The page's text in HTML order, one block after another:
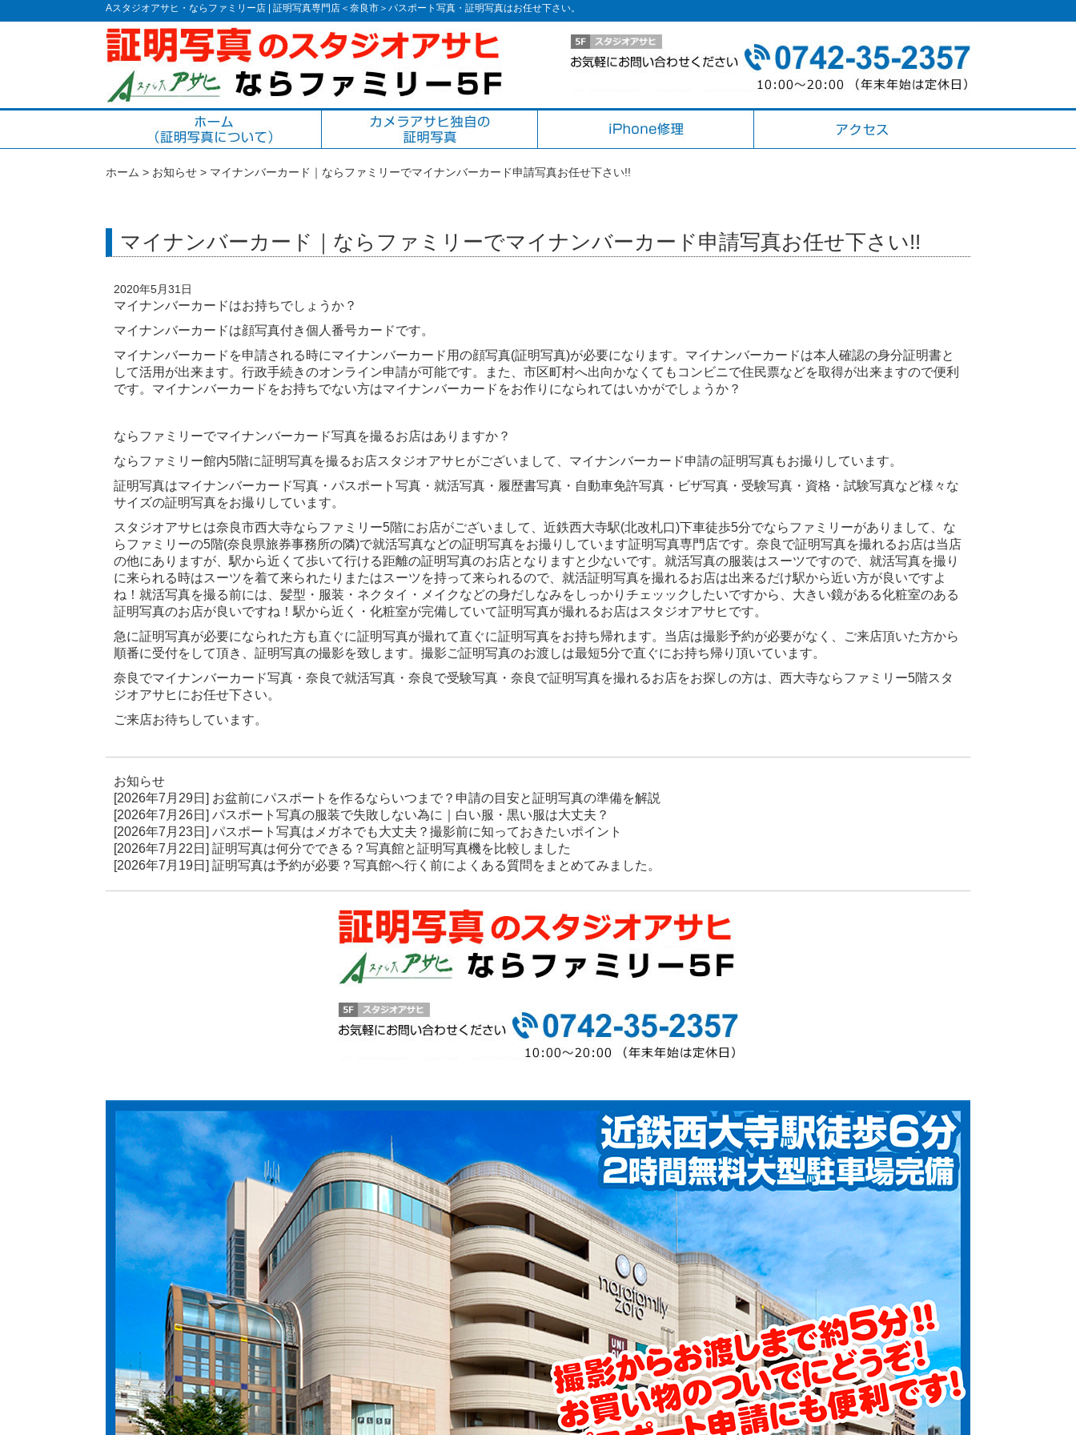
Aスタジオアサヒ・ならファミリー店 | 証明写真専門店＜奈良市＞パスポート写真・証明写真はお任せ下さい。
ホーム > お知らせ > マイナンバーカード｜ならファミリーでマイナンバーカード申請写真お任せ下さい!!
マイナンバーカード｜ならファミリーでマイナンバーカード申請写真お任せ下さい!!
2020年5月31日
マイナンバーカードはお持ちでしょうか？
マイナンバーカードは顔写真付き個人番号カードです。
マイナンバーカードを申請される時にマイナンバーカード用の顔写真(証明写真)が必要になります。マイナンバーカードは本人確認の身分証明書と
して活用が出来ます。行政手続きのオンライン申請が可能です。また、市区町村へ出向かなくてもコンビニで住民票などを取得が出来ますので便利
です。マイナンバーカードをお持ちでない方はマイナンバーカードをお作りになられてはいかがでしょうか？
ならファミリーでマイナンバーカード写真を撮るお店はありますか？
ならファミリー館内5階に証明写真を撮るお店スタジオアサヒがございまして、マイナンバーカード申請の証明写真もお撮りしています。
証明写真はマイナンバーカード写真・パスポート写真・就活写真・履歴書写真・自動車免許写真・ビザ写真・受験写真・資格・試験写真など様々な
サイズの証明写真をお撮りしています。
スタジオアサヒは奈良市西大寺ならファミリー5階にお店がございまして、近鉄西大寺駅(北改札口)下車徒歩5分でならファミリーがありまして、な
らファミリーの5階(奈良県旅券事務所の隣)で就活写真などの証明写真をお撮りしています証明写真専門店です。奈良で証明写真を撮れるお店は当店
の他にありますが、駅から近くて歩いて行ける距離の証明写真のお店となりますと少ないです。就活写真の服装はスーツですので、就活写真を撮り
に来られる時はスーツを着て来られたりまたはスーツを持って来られるので、就活証明写真を撮れるお店は出来るだけ駅から近い方が良いですよ
ね！就活写真を撮る前には、髪型・服装・ネクタイ・メイクなどの身だしなみをしっかりチェッックしたいですから、大きい鏡がある化粧室のある
証明写真のお店が良いですね！駅から近く・化粧室が完備していて証明写真が撮れるお店はスタジオアサヒです。
急に証明写真が必要になられた方も直ぐに証明写真が撮れて直ぐに証明写真をお持ち帰れます。当店は撮影予約が必要がなく、ご来店頂いた方から
順番に受付をして頂き、証明写真の撮影を致します。撮影ご証明写真のお渡しは最短5分で直ぐにお持ち帰り頂いています。
奈良でマイナンバーカード写真・奈良で就活写真・奈良で受験写真・奈良で証明写真を撮れるお店をお探しの方は、西大寺ならファミリー5階スタ
ジオアサヒにお任せ下さい。
ご来店お待ちしています。
お知らせ
[2026年7月29日] お盆前にパスポートを作るならいつまで？申請の目安と証明写真の準備を解説
[2026年7月26日] パスポート写真の服装で失敗しない為に｜白い服・黒い服は大丈夫？
[2026年7月23日] パスポート写真はメガネでも大丈夫？撮影前に知っておきたいポイント
[2026年7月22日] 証明写真は何分でできる？写真館と証明写真機を比較しました
[2026年7月19日] 証明写真は予約が必要？写真館へ行く前によくある質問をまとめてみました。